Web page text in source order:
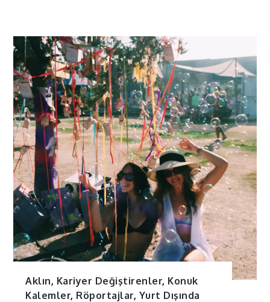
Aklın, Kariyer Değiştirenler, Konuk
Kalemler, Röportajlar, Yurt Dışında